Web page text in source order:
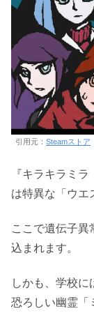
引用元： Steamストア
『キラキラミ
は特異な「ウエ
ここで遺伝子異
込まれます。
しかも、学校に
恐ろしい幽霊「